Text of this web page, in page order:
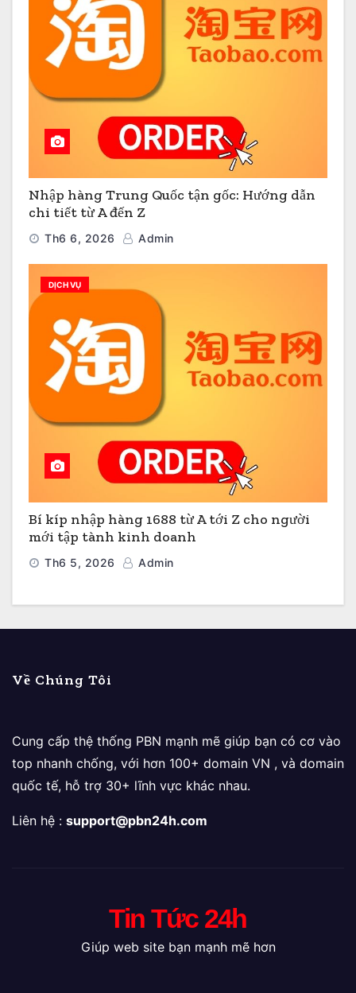
Nhập hàng Trung Quốc tận gốc: Hướng dẫn
chi tiết từ A đến Z
Th6 6, 2026 Admin
DỊCH VỤ
Bí kíp nhập hàng 1688 từ A tới Z cho người
mới tập tành kinh doanh
Th6 5, 2026 Admin
Về Chúng Tôi
Cung cấp thệ thống PBN mạnh mẽ giúp bạn có cơ vào
top nhanh chống, với hơn 100+ domain VN , và domain
quốc tế, hỗ trợ 30+ lĩnh vực khác nhau.
Liên hệ : support@pbn24h.com
Tin Tức 24h
Giúp web site bạn mạnh mẽ hơn